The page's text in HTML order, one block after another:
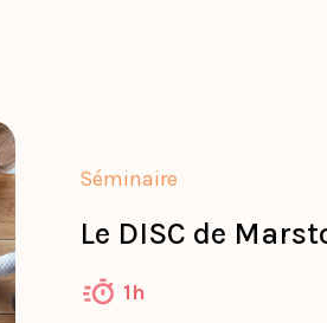
Séminaire
Le DISC de
1h